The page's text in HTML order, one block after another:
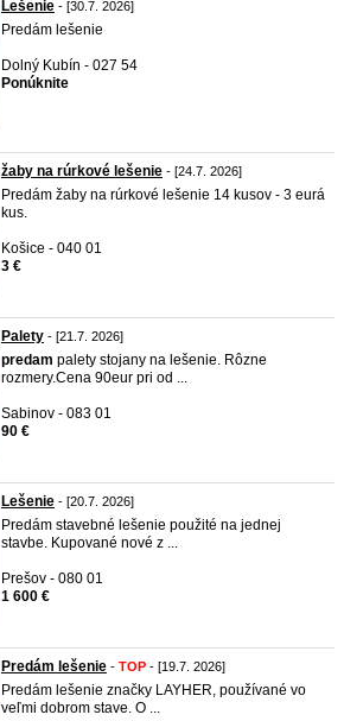
Lešenie - [30.7. 2026]
Predám lešenie
Dolný Kubín - 027 54
Ponúknite
žaby na rúrkové lešenie - [24.7. 2026]
Predám žaby na rúrkové lešenie 14 kusov - 3 eurá
kus.
Košice - 040 01
3 €
Palety - [21.7. 2026]
predam palety stojany na lešenie. Rôzne
rozmery.Cena 90eur pri od ...
Sabinov - 083 01
90 €
Lešenie - [20.7. 2026]
Predám stavebné lešenie použité na jednej
stavbe. Kupované nové z ...
Prešov - 080 01
1 600 €
Predám lešenie - TOP - [19.7. 2026]
Predám lešenie značky LAYHER, používané vo
veľmi dobrom stave. O ...